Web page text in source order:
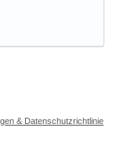
& Datenschutzrichtlinie